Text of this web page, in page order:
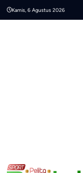
Kamis, 6 Agustus 2026